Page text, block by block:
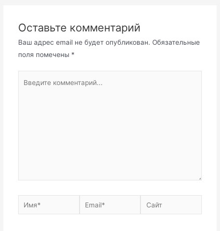
Оставьте комментарий
Ваш адрес email не будет опубликован. Обязательные
поля помечены *
комментарий...
Имя* Email* Сайт